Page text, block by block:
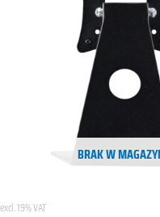
BRAK W
excl. 19% VAT